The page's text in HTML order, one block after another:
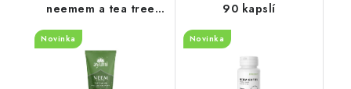
neemem a tea tree
Novinka
90 kapslí
Novinka